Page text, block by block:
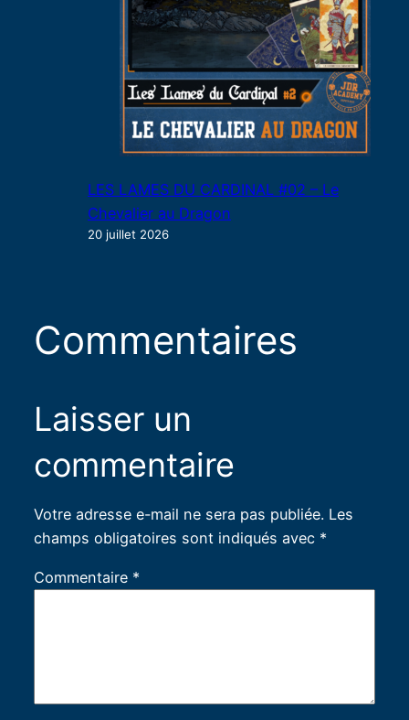
LES LAMES DU CARDINAL #02 – Le
Chevalier au Dragon
20 juillet 2026
Commentaires
Laisser un
commentaire
Votre adresse e-mail ne sera pas publiée. Les
champs obligatoires sont indiqués avec *
Commentaire *